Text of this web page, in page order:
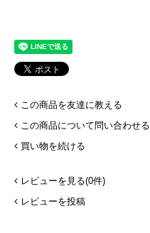
この商品を友達に教える
この商品について問い合わせる
買い物を続ける
レビューを見る(0件)
レビューを投稿